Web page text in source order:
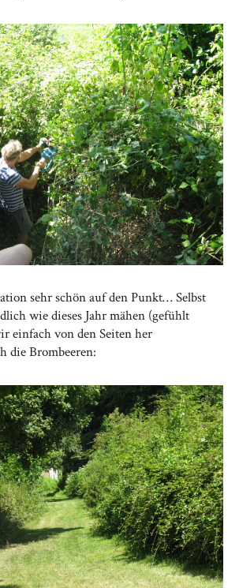
sehr schön auf den Punkt… Selbst
wie dieses Jahr mähen (gefühlt
einfach von den Seiten her
die Brombeeren: